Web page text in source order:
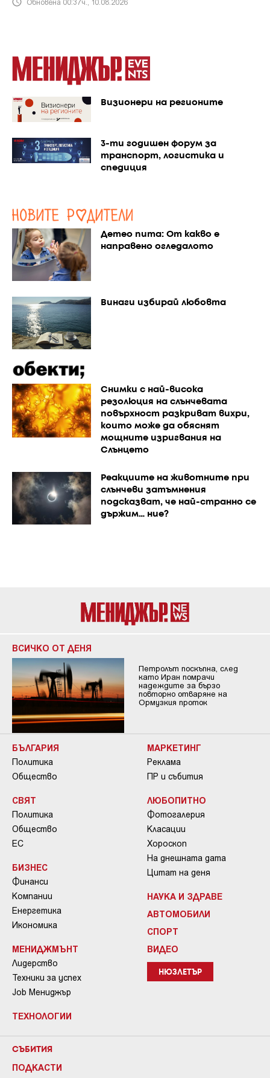
Визионери на регионите
3-ти годишен форум за
транспорт, логистика и
спедиция
Детео пита: От какво е
направено огледалото
Винаги избирай любовта
Снимки с най-висока
резолюция на слънчевата
повърхност разкриват вихри,
които може да обяснят
мощните изригвания на
Слънцето
Реакциите на животните при
слънчеви затъмнения
подсказват, че най-странно се
държим… ние?
ВСИЧКО ОТ ДЕНЯ
Петролът поскъпна, след
като Иран помрачи
надеждите за бързо
повторно отваряне на
Ормузкия проток
БЪЛГАРИЯ
Политика
Общество
СВЯТ
Политика
Общество
ЕС
БИЗНЕС
Финанси
Компании
Енергетика
Икономика
МЕНИДЖМЪНТ
Лидерство
Техники за успех
Job Мениджър
ТЕХНОЛОГИИ
МАРКЕТИНГ
Реклама
ПР и събития
ЛЮБОПИТНО
Фотогалерия
Класации
Хороскоп
На днешната дата
Цитат на деня
НАУКА И ЗДРАВЕ
АВТОМОБИЛИ
СПОРТ
ВИДЕО
НЮЗЛЕТЪР
СЪБИТИЯ
ПОДКАСТИ